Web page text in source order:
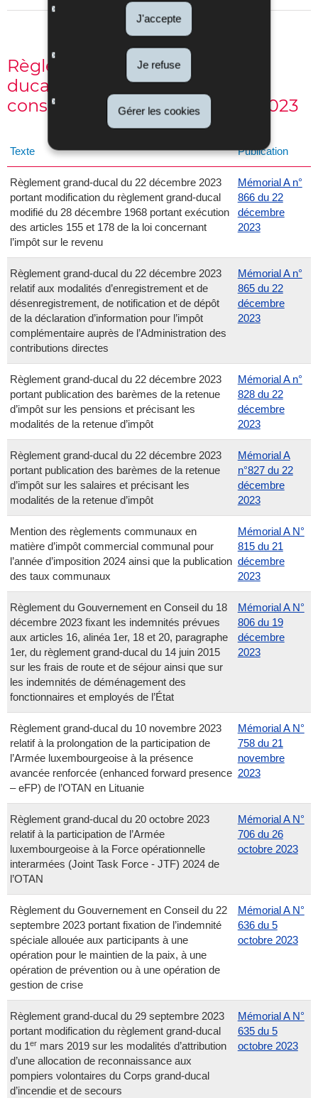
J'accepte
Je refuse
Gérer les cookies
Règlements et arrêtés grand-
ducaux, du Gouvernement en
conseil et ministériels pris en 2023
Texte Publication
Règlement grand-ducal du 22 décembre 2023
portant modification du règlement grand-ducal
modifié du 28 décembre 1968 portant exécution
des articles 155 et 178 de la loi concernant
l’impôt sur le revenu
Mémorial A n°
866 du 22
décembre
2023
Règlement grand-ducal du 22 décembre 2023
relatif aux modalités d’enregistrement et de
désenregistrement, de notification et de dépôt
de la déclaration d’information pour l’impôt
complémentaire auprès de l’Administration des
contributions directes
Mémorial A n°
865 du 22
décembre
2023
Règlement grand-ducal du 22 décembre 2023
portant publication des barèmes de la retenue
d’impôt sur les pensions et précisant les
modalités de la retenue d’impôt
Mémorial A n°
828 du 22
décembre
2023
Règlement grand-ducal du 22 décembre 2023
portant publication des barèmes de la retenue
d’impôt sur les salaires et précisant les
modalités de la retenue d’impôt
Mémorial A
n°827 du 22
décembre
2023
Mention des règlements communaux en
matière d’impôt commercial communal pour
l’année d’imposition 2024 ainsi que la publication
des taux communaux
Mémorial A N°
815 du 21
décembre
2023
Règlement du Gouvernement en Conseil du 18
décembre 2023 fixant les indemnités prévues
aux articles 16, alinéa 1er, 18 et 20, paragraphe
1er, du règlement grand-ducal du 14 juin 2015
sur les frais de route et de séjour ainsi que sur
les indemnités de déménagement des
fonctionnaires et employés de l’État
Mémorial A N°
806 du 19
décembre
2023
Règlement grand-ducal du 10 novembre 2023
relatif à la prolongation de la participation de
l’Armée luxembourgeoise à la présence
avancée renforcée (enhanced forward presence
– eFP) de l’OTAN en Lituanie
Mémorial A N°
758 du 21
novembre
2023
Règlement grand-ducal du 20 octobre 2023
relatif à la participation de l’Armée
luxembourgeoise à la Force opérationnelle
interarmées (Joint Task Force - JTF) 2024 de
l’OTAN
Mémorial A N°
706 du 26
octobre 2023
Règlement du Gouvernement en Conseil du 22
septembre 2023 portant fixation de l’indemnité
spéciale allouée aux participants à une
opération pour le maintien de la paix, à une
opération de prévention ou à une opération de
gestion de crise
Mémorial A N°
636 du 5
octobre 2023
Règlement grand-ducal du 29 septembre 2023
portant modification du règlement grand-ducal
du 1ermars 2019 sur les modalités d’attribution
d’une allocation de reconnaissance aux
pompiers volontaires du Corps grand-ducal
d’incendie et de secours
Mémorial A N°
635 du 5
octobre 2023